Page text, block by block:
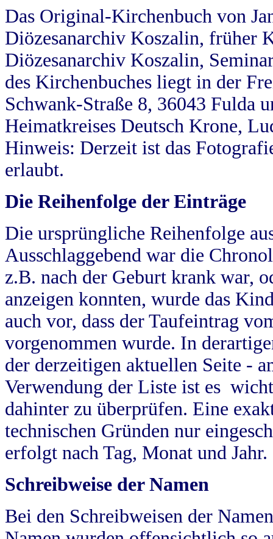
Das Original-Kirchenbuch von
Diözesanarchiv Koszalin, früher
Diözesanarchiv Koszalin,
des Kirchenbuches liegt in der
Schwank-Straße 8, 36043 Fulda
Heimatkreises Deutsch Krone,
Hinweis: Derzeit ist das
erlaubt.
Die Reihenfolge der Einträge
Die ursprüngliche Reihenfolge
Ausschlaggebend war die
z.B. nach der Geburt krank war,
anzeigen konnten, wurde das
auch vor, dass der Taufeintrag
vorgenommen wurde. In
der derzeitigen aktuellen Seite -
Verwendung der Liste ist es
dahinter zu überprüfen. Eine
technischen Gründen nur
erfolgt nach Tag, Monat und Jahr.
Schreibweise der Namen
Bei den Schreibweisen der